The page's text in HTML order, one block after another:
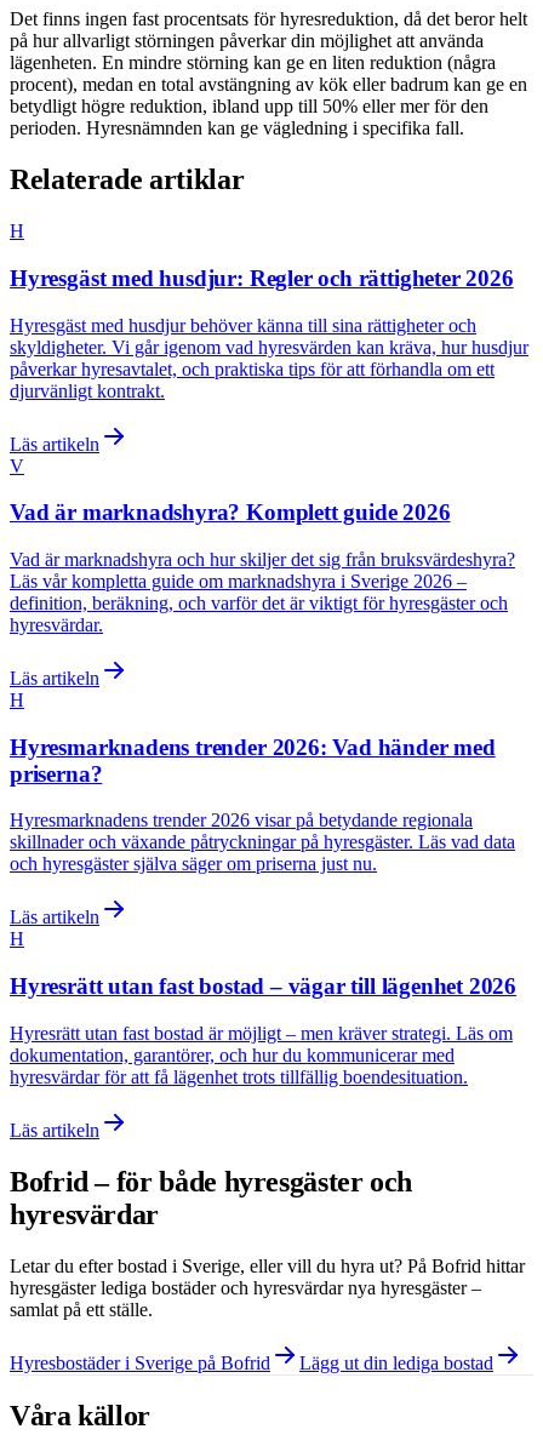
Det finns ingen fast procentsats för hyresreduktion, då det beror helt
på hur allvarligt störningen påverkar din möjlighet att använda
lägenheten. En mindre störning kan ge en liten reduktion (några
procent), medan en total avstängning av kök eller badrum kan ge en
betydligt högre reduktion, ibland upp till 50% eller mer för den
perioden. Hyresnämnden kan ge vägledning i specifika fall.
Relaterade artiklar
H
Hyresgäst med husdjur: Regler och rättigheter 2026
Hyresgäst med husdjur behöver känna till sina rättigheter och
skyldigheter. Vi går igenom vad hyresvärden kan kräva, hur husdjur
påverkar hyresavtalet, och praktiska tips för att förhandla om ett
djurvänligt kontrakt.
Läs artikeln
V
Vad är marknadshyra? Komplett guide 2026
Vad är marknadshyra och hur skiljer det sig från bruksvärdeshyra?
Läs vår kompletta guide om marknadshyra i Sverige 2026 –
definition, beräkning, och varför det är viktigt för hyresgäster och
hyresvärdar.
Läs artikeln
H
Hyresmarknadens trender 2026: Vad händer med
priserna?
Hyresmarknadens trender 2026 visar på betydande regionala
skillnader och växande påtryckningar på hyresgäster. Läs vad data
och hyresgäster själva säger om priserna just nu.
Läs artikeln
H
Hyresrätt utan fast bostad – vägar till lägenhet 2026
Hyresrätt utan fast bostad är möjligt – men kräver strategi. Läs om
dokumentation, garantörer, och hur du kommunicerar med
hyresvärdar för att få lägenhet trots tillfällig boendesituation.
Läs artikeln
Bofrid – för både hyresgäster och
hyresvärdar
Letar du efter bostad i Sverige, eller vill du hyra ut? På Bofrid hittar
hyresgäster lediga bostäder och hyresvärdar nya hyresgäster –
samlat på ett ställe.
Hyresbostäder i Sverige på Bofrid Lägg ut din lediga bostad
Våra källor